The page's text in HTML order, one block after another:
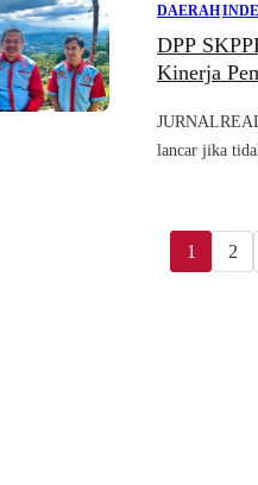
DAERAH|
DPP
Kinerja
lancar jika
1 2